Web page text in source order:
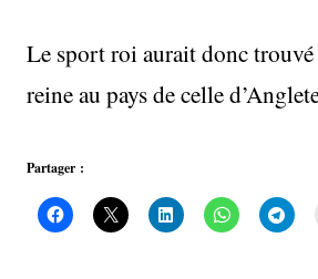
Le sport roi aurait donc
reine au pays de celle
Partager :